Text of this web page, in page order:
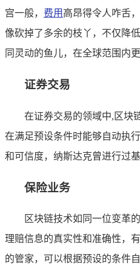
宫一般， 费用 高昂得令人咋舌
像砍掉了多余的枝丫，不仅降
同灵动的鱼儿，在全球范围内
证券交易
在证券交易的领域中,区块
在满足预设条件时能够自动执
和可信度，纳斯达克曾进行过
保险业务
区块链技术如同一位变革
理赔信息的真实性和准确性，
的管家，可以根据预设的条件